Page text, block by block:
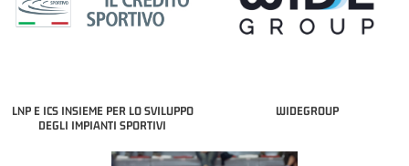
LNP E ICS INSIEME PER LO SVILUPPO
DEGLI IMPIANTI SPORTIVI
WIDEGROUP